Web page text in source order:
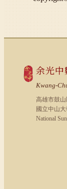
余光
Kwang-
高雄市鼓
國立中山
National